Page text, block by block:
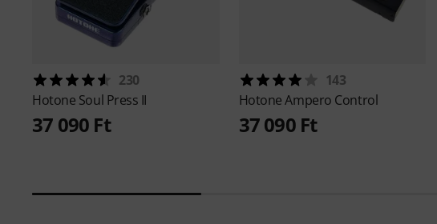
230
Hotone Soul Press II
37 090 Ft
143
HotoneAmpero Control
37 090 Ft